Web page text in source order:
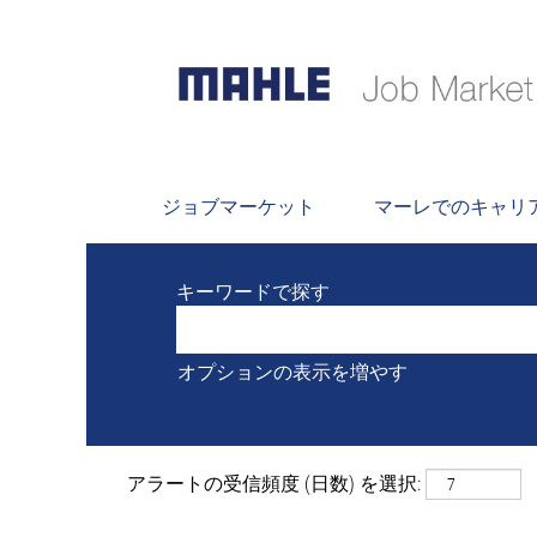
ジョブマーケット マーレでのキャリ
検
MAHLEが掲載した最新の 0 件の求人
キーワードで探す
オプションの表示を増やす
アラートの受信頻度 (日数) を選択: